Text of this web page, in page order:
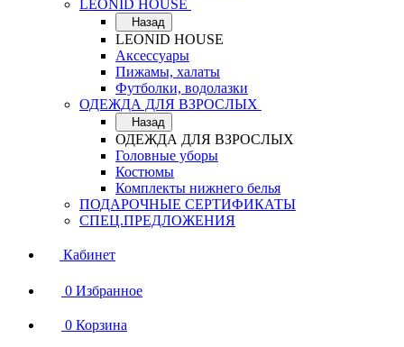
LEONID HOUSE
Назад
LEONID HOUSE
Аксессуары
Пижамы, халаты
Футболки, водолазки
ОДЕЖДА ДЛЯ ВЗРОСЛЫХ
Назад
ОДЕЖДА ДЛЯ ВЗРОСЛЫХ
Головные уборы
Костюмы
Комплекты нижнего белья
ПОДАРОЧНЫЕ СЕРТИФИКАТЫ
СПЕЦ.ПРЕДЛОЖЕНИЯ
Кабинет
0 Избранное
0 Корзина